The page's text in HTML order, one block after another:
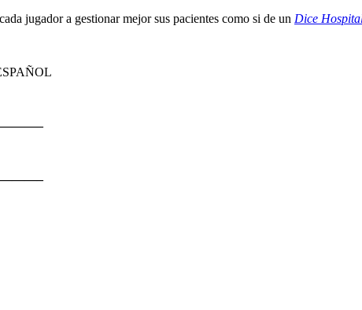
jugador a gestionar mejor sus pacientes como si de un Dice